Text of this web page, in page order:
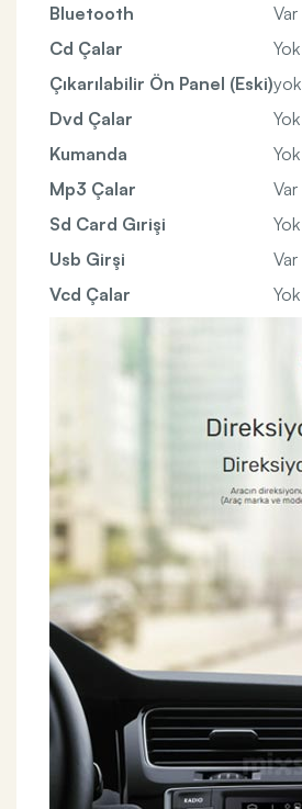
Bluetooth
Var
Cd Çalar
Yok
Çıkarılabilir Ön Panel (Eski)yok
Dvd Çalar
Yok
Kumanda
Yok
Mp3 Çalar
Var
Sd Card Gırişi
Yok
Usb Girşi
Var
Vcd Çalar
Yok